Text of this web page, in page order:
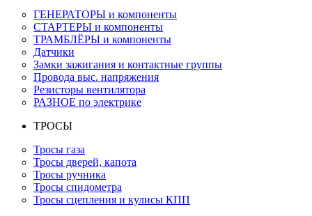
ГЕНЕРАТОРЫ и компоненты
СТАРТЕРЫ и компоненты
ТРАМБЛЁРЫ и компоненты
Датчики
Замки зажигания и контактные группы
Провода выс. напряжения
Резисторы вентилятора
РАЗНОЕ по электрике
ТРОСЫ
Тросы газа
Тросы дверей, капота
Тросы ручника
Тросы спидометра
Тросы сцепления и кулисы КПП